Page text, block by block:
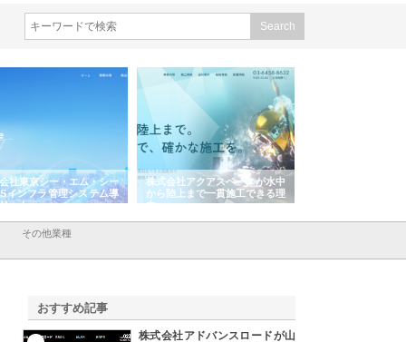
社東京シー・エム・シー
インフラ管理システム導
ット
株式会社アクアスペースが水中
から陸上まで一貫施工できる理
由
その他業種
おすすめ記事
株式会社アドバンスロードが山